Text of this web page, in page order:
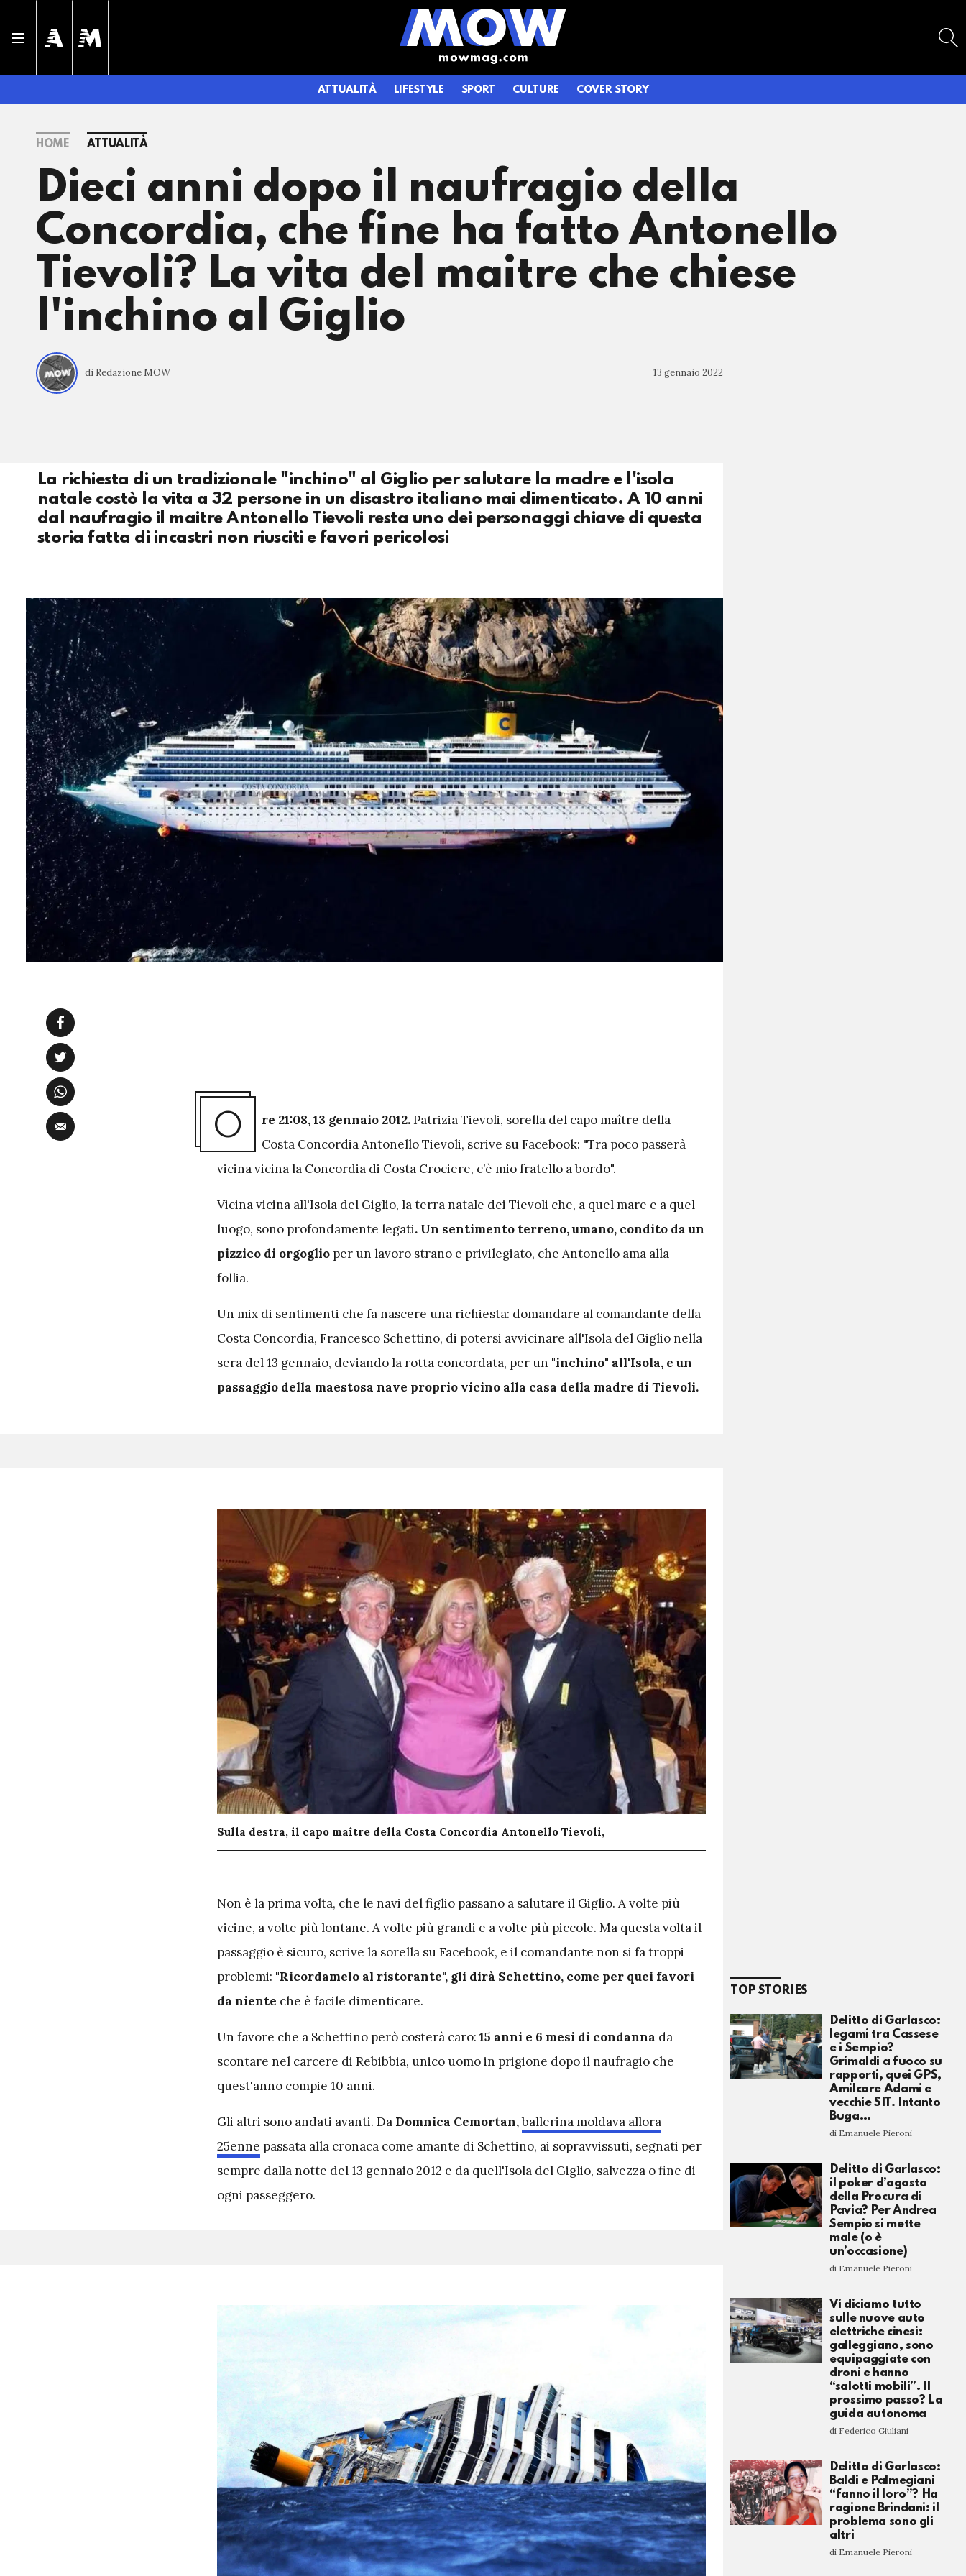
ATTUALITÀ LIFESTYLE SPORT CULTURE COVER STORY
HOME ATTUALITÀ
Dieci anni dopo il naufragio della
Concordia, che fine ha fatto Antonello
Tievoli? La vita del maitre che chiese
l'inchino al Giglio
di Redazione MOW 13 gennaio 2022
La richiesta di un tradizionale "inchino" al Giglio per salutare la madre e l'isola
natale costò la vita a 32 persone in un disastro italiano mai dimenticato. A 10 anni
dal naufragio il maitre Antonello Tievoli resta uno dei personaggi chiave di questa
storia fatta di incastri non riusciti e favori pericolosi
O re 21:08, 13 gennaio 2012.Patrizia Tievoli, sorella del capo maître della
Costa Concordia Antonello Tievoli, scrive su Facebook: "Tra poco passerà
vicina vicina la Concordia di Costa Crociere, c’è mio fratello a bordo".
Vicina vicina all'Isola del Giglio, la terra natale dei Tievoli che, a quel mare e a quel
luogo, sono profondamente legati. Un sentimento terreno, umano, condito da un
pizzico di orgoglio per un lavoro strano e privilegiato, che Antonello ama alla
follia.
Un mix di sentimenti che fa nascere una richiesta: domandare al comandante della
Costa Concordia, Francesco Schettino, di potersi avvicinare all'Isola del Giglio nella
sera del 13 gennaio, deviando la rotta concordata, per un "inchino" all'Isola, e un
passaggio della maestosa nave proprio vicino alla casa della madre di Tievoli.
Sulla destra, il capo maître della Costa Concordia Antonello Tievoli,
Non è la prima volta, che le navi del figlio passano a salutare il Giglio. A volte più
vicine, a volte più lontane. A volte più grandi e a volte più piccole. Ma questa volta il
passaggio è sicuro, scrive la sorella su Facebook, e il comandante non si fa troppi
problemi: "Ricordamelo al ristorante", gli dirà Schettino, come per quei favori
da niente che è facile dimenticare.
Un favore che a Schettino però costerà caro: 15 anni e 6 mesi di condanna da
scontare nel carcere di Rebibbia, unico uomo in prigione dopo il naufragio che
quest'anno compie 10 anni.
Gli altri sono andati avanti. Da Domnica Cemortan,ballerina moldava allora
25enne passata alla cronaca come amante di Schettino, ai sopravvissuti, segnati per
sempre dalla notte del 13 gennaio 2012 e da quell'Isola del Giglio, salvezza o fine di
ogni passeggero.
TOP STORIES
Delitto di Garlasco:
legami tra Cassese
e i Sempio?
Grimaldi a fuoco su
rapporti, quei GPS,
Amilcare Adami e
vecchie SIT. Intanto
Buga…
di Emanuele Pieroni
Delitto di Garlasco:
il poker d’agosto
della Procura di
Pavia? Per Andrea
Sempio si mette
male (o è
un’occasione)
di Emanuele Pieroni
Vi diciamo tutto
sulle nuove auto
elettriche cinesi:
galleggiano, sono
equipaggiate con
droni e hanno
“salotti mobili”. Il
prossimo passo? La
guida autonoma
di Federico Giuliani
Delitto di Garlasco:
Baldi e Palmegiani
“fanno il loro”? Ha
ragione Brindani: il
problema sono gli
altri
di Emanuele Pieroni